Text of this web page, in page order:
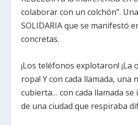
colaborar con un colchón”.
SOLIDARIA que se manifestó
concretas.
¡Los teléfonos explotaron! ¡La
ropa! Y con cada llamada, una
cubierta… con cada llamada se
de una ciudad que respiraba